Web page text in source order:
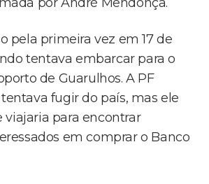
por André Mendonça.
pela primeira vez em 17 de
tentava embarcar para o
de Guarulhos. A PF
fugir do país, mas ele
para encontrar
em comprar o Banco